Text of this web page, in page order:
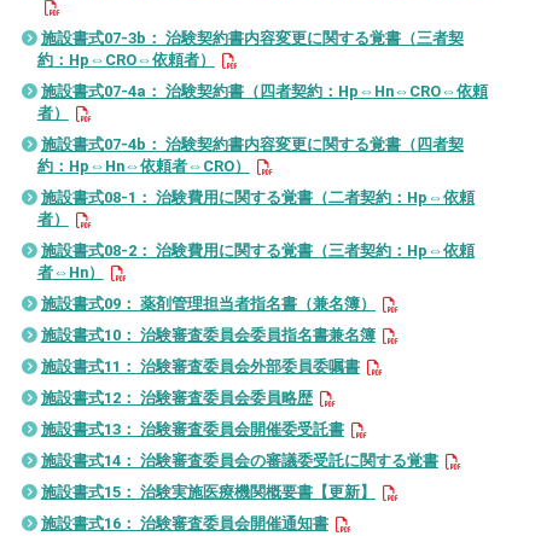
高知県高知市薊野北町２丁目10番53号
☎088-826-5511
診療時間
午前（月〜土曜）9:00〜12:30
午後（月〜金曜）13:30〜17:00
施設書式07-3b： 治験契約書内容変更に関する覚書（三者契
約：Hp⇔CRO⇔依頼者）
施設書式07-4a： 治験契約書（四者契約：Hp⇔Hn⇔CRO⇔依頼
者）
施設書式07-4b： 治験契約書内容変更に関する覚書（四者契
約：Hp⇔Hn⇔依頼者⇔CRO）
施設書式08-1： 治験費用に関する覚書（二者契約：Hp⇔依頼
者）
施設書式08-2： 治験費用に関する覚書（三者契約：Hp⇔依頼
者⇔Hn）
施設書式09： 薬剤管理担当者指名書（兼名簿）
施設書式10： 治験審査委員会委員指名書兼名簿
施設書式11： 治験審査委員会外部委員委嘱書
施設書式12： 治験審査委員会委員略歴
施設書式13： 治験審査委員会開催委受託書
施設書式14： 治験審査委員会の審議委受託に関する覚書
施設書式15： 治験実施医療機関概要書【更新】
施設書式16： 治験審査委員会開催通知書